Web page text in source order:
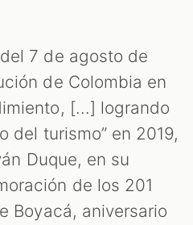
7 de agosto de
de Colombia en
[...] logrando
del turismo” en 2019,
Duque, en su
de los 201
Boyacá, aniversario